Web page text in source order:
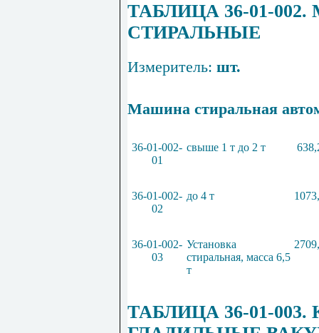
ТАБЛИЦА 36-01-002.
СТИРАЛЬНЫЕ
Измеритель: шт.
Машина стиральная
36-01-002-
01
свыше 1 т до 2 т
36-01-002-
02
до 4 т
36-01-002-
03
Установка
стиральная, масса 6,5
т
ТАБЛИЦА 36-01-003.